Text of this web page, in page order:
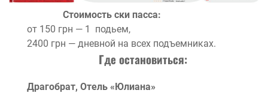
Стоимость ски пасса:
от 150 грн — 1 подьем,
2400 грн — дневной на всех подъемниках.
Где остановиться:
Драгобрат, Отель «Юлиана»